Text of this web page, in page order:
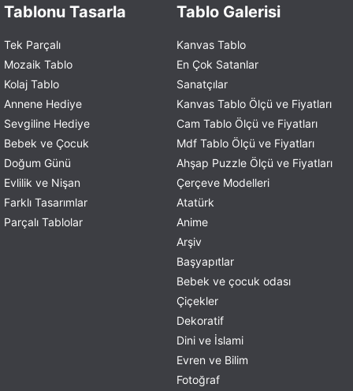
Tablonu Tasarla
Tek Parçalı
Mozaik Tablo
Kolaj Tablo
Annene Hediye
Sevgiline Hediye
Bebek ve Çocuk
Doğum Günü
Evlilik ve Nişan
Farklı Tasarımlar
Parçalı Tablolar
Tablo Galerisi
Kanvas Tablo
En Çok Satanlar
Sanatçılar
Kanvas Tablo Ölçü ve Fiyatları
Cam Tablo Ölçü ve Fiyatları
Mdf Tablo Ölçü ve Fiyatları
Ahşap Puzzle Ölçü ve Fiyatları
Çerçeve Modelleri
Atatürk
Anime
Arşiv
Başyapıtlar
Bebek ve çocuk odası
Çiçekler
Dekoratif
Dini ve İslami
Evren ve Bilim
Fotoğraf